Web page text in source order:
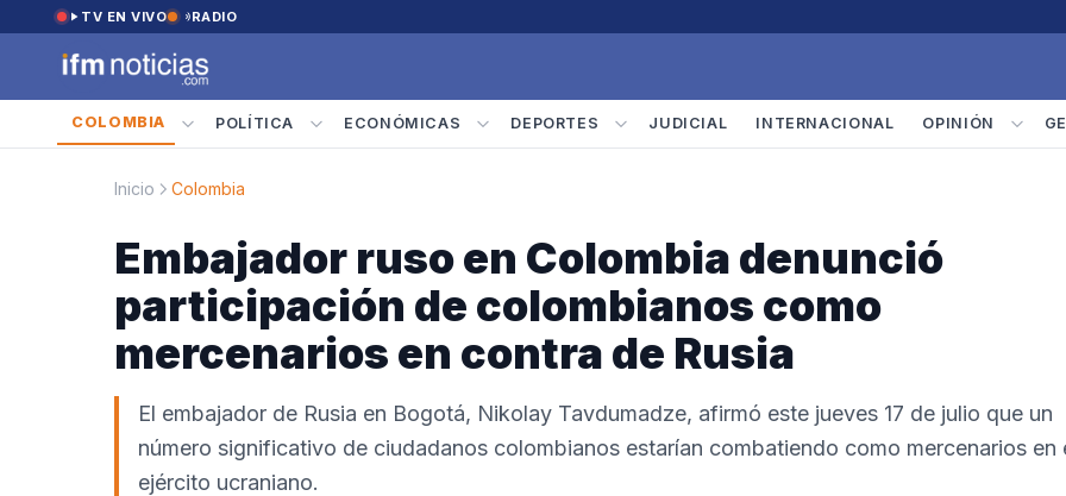
Saltar al contenido
TV EN VIVO RADIO
COLOMBIA POLÍTICA ECONÓMICAS DEPORTES JUDICIAL INTERNACIONAL OPINIÓN
Inicio Colombia
Embajador ruso en Colombia denunció
participación de colombianos como
mercenarios en contra de Rusia
El embajador de Rusia en Bogotá, Nikolay Tavdumadze, afirmó este jueves 17 de julio que un
número significativo de ciudadanos colombianos estarían combatiendo como mercenarios en
ejército ucraniano.